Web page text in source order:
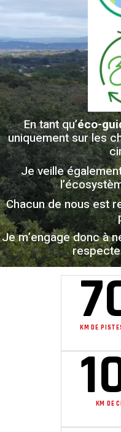
En tant qu’éco-
uniquement sur les
Je veille
Chacun de nous est
Je m’engage donc à
KM DE
KM DE